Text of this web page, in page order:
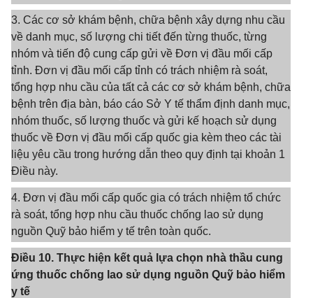
3. Các cơ sở khám bệnh, chữa bệnh xây dựng nhu cầu
về danh mục, số lượng chi tiết đến từng thuốc, từng
nhóm và tiến độ cung cấp gửi về Đơn vị đầu mối cấp
tỉnh. Đơn vị đầu mối cấp tỉnh có trách nhiệm rà soát,
tổng hợp nhu cầu của tất cả các cơ sở khám bệnh, chữa
bệnh trên địa bàn, báo cáo Sở Y tế thẩm định danh mục,
nhóm thuốc, số lượng thuốc và gửi kế hoạch sử dụng
thuốc về Đơn vị đầu mối cấp quốc gia kèm theo các tài
liệu yêu cầu trong hướng dẫn theo quy định tại khoản 1
Điều này.
4. Đơn vị đầu mối cấp quốc gia có trách nhiệm tổ chức
rà soát, tổng hợp nhu cầu thuốc chống lao sử dụng
nguồn Quỹ bảo hiểm y tế trên toàn quốc.
Điều 10. Thực hiện kết quả lựa chọn nhà thầu cung
ứng thuốc chống lao sử dụng nguồn Quỹ bảo hiểm
y tế